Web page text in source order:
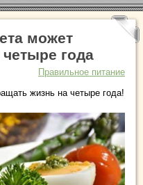
может
года
Правильное питание
жизнь на четыре года!